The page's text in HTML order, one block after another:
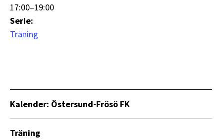
17:00–19:00
Serie:
Träning
Kalender: Östersund-Frösö FK
Träning